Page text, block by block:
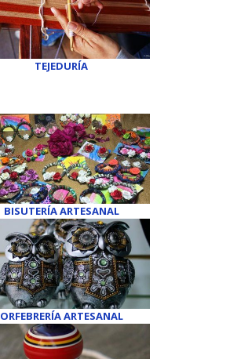
TEJEDURÍA
BISUTERÍA ARTESANAL
ORFEBRERÍA ARTESANAL